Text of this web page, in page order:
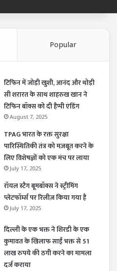
Popular
टिफिन में जोड़ी खुशी, आनंद और थोड़ी
सी शरारत के साथ शाहरुख खान ने
टिफिन बॉक्स को दी हैप्पी एंडिंग
August 7, 2025
TPAG भारत के रक्त सुरक्षा
पारिस्थितिकी तंत्र को मज़बूत करने के
लिए विशेषज्ञों को एक मंच पर लाया
July 17, 2025
रॉयल स्टैग बूमबॉक्स ने स्ट्रीमिंग
प्लेटफॉर्म्स पर रिलीज़ किया गया है
July 17, 2025
दिल्ली के एक भक्त ने शिरडी के एक
कुमावत के खिलाफ साईं भक्त से 51
लाख रुपये की ठगी करने का मामला
दर्ज कराया